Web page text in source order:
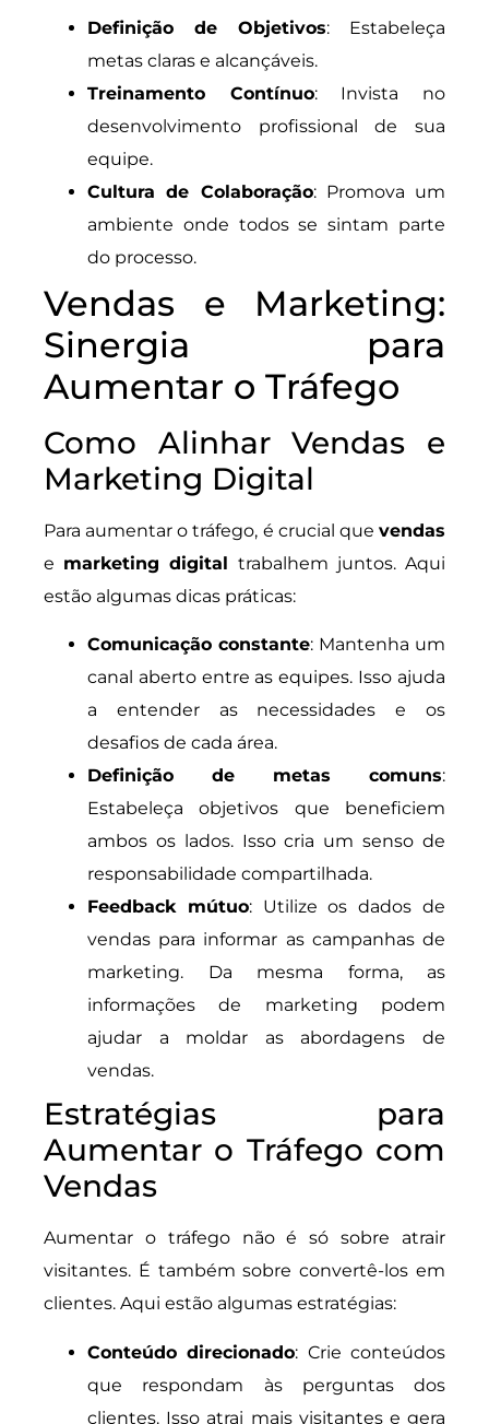
Definição de Objetivos: Estabeleça
metas claras e alcançáveis.
Treinamento Contínuo: Invista no
desenvolvimento profissional de sua
equipe.
Cultura de Colaboração: Promova um
ambiente onde todos se sintam parte
do processo.
Vendas e Marketing:
Sinergia para
Aumentar o Tráfego
Como Alinhar Vendas e
Marketing Digital
Para aumentar o tráfego, é crucial que vendas
e marketing digital trabalhem juntos. Aqui
estão algumas dicas práticas:
Comunicação constante: Mantenha um
canal aberto entre as equipes. Isso ajuda
a entender as necessidades e os
desafios de cada área.
Definição de metas comuns:
Estabeleça objetivos que beneficiem
ambos os lados. Isso cria um senso de
responsabilidade compartilhada.
Feedback mútuo: Utilize os dados de
vendas para informar as campanhas de
marketing. Da mesma forma, as
informações de marketing podem
ajudar a moldar as abordagens de
vendas.
Estratégias para
Aumentar o Tráfego com
Vendas
Aumentar o tráfego não é só sobre atrair
visitantes. É também sobre convertê-los em
clientes. Aqui estão algumas estratégias:
Conteúdo direcionado: Crie conteúdos
que respondam às perguntas dos
clientes. Isso atrai mais visitantes e gera